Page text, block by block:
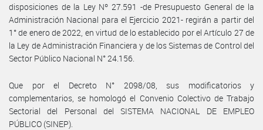
disposiciones de la Ley Nº 27.591 -de Presupuesto General de la
Administración Nacional para el Ejercicio 2021- regirán a partir del
1° de enero de 2022, en virtud de lo establecido por el Artículo 27 de
la Ley de Administración Financiera y de los Sistemas de Control del
Sector Público Nacional N° 24.156.
Que por el Decreto N° 2098/08, sus modificatorios y
complementarios, se homologó el Convenio Colectivo de Trabajo
Sectorial del Personal del SISTEMA NACIONAL DE EMPLEO
PÚBLICO (SINEP).